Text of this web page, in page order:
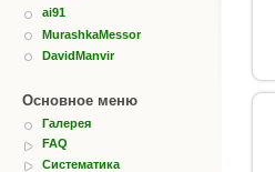
ai91
MurashkaMessor
DavidManvir
Основное меню
Галерея
FAQ
Систематика